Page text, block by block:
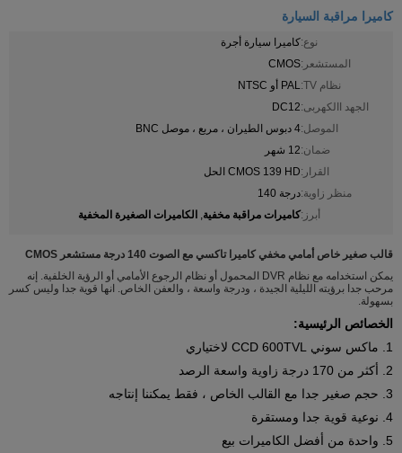
كاميرا مراقبة السيارة
نوع:كاميرا سيارة أجرة
المستشعر:CMOS
نظام TV:
PAL أو NTSC
الجهد االكهربى:DC12
الموصل:4 دبوس الطيران ، مربع ، موصل BNC
ضمان:12 شهر
القرار:CMOS 139 HD الحل
منظر زاوية:درجة 140
أبرز:كاميرات مراقبة مخفية, الكاميرات الصغيرة المخفية
قالب صغير خاص أمامي مخفي كاميرا تاكسي مع الصوت 140 درجة مستشعر CMOS
يمكن استخدامه مع نظام DVR المحمول أو نظام الرجوع الأمامي أو الرؤية الخلفية. إنه
مرحب جدا برؤيته الليلية الجيدة ، ودرجة واسعة ، والعفن الخاص. انها قوية جدا وليس كسر
بسهولة.
الخصائص الرئيسية:
1. ماكس سوني CCD 600TVL لاختياري
2. أكثر من 170 درجة زاوية واسعة الرصد
3. حجم صغير جدا مع القالب الخاص ، فقط يمكننا إنتاجه
4. نوعية قوية جدا ومستقرة
5. واحدة من أفضل الكاميرات بيع